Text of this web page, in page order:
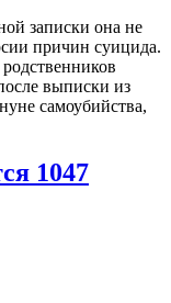
записки она не
причин суицида.
выписки из
самоубийства,
1047